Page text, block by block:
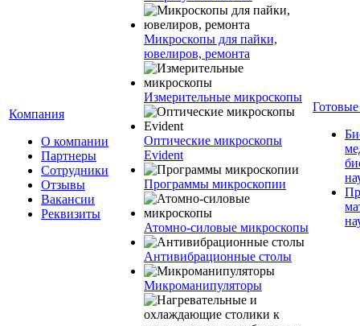
Компания
О компании
Партнеры
Сотрудники
Отзывы
Вакансии
Реквизиты
Микроскопы для пайки,
ювелиров, ремонта
Измерительные микроскопы
Оптические микроскопы
Evident
Программы микроскопии
Атомно-силовые микроскопы
Антивибрационные столы
Микроманипуляторы